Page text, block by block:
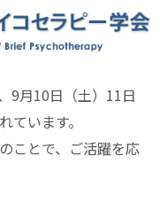
9月10日（土）11日
ています。
ことで、ご活躍を応